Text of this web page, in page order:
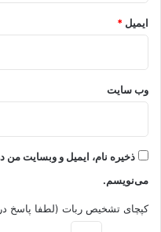
ایمیل *
وب‌ سایت
ذخیره نام، ایمیل و وبسایت من
می‌نویسم.
کپچای تشخیص ربات (لطفا پاسخ